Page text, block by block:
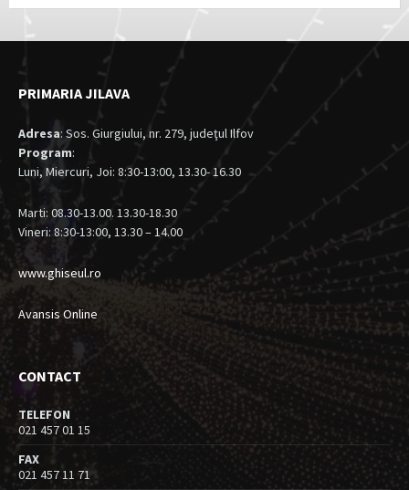
PRIMARIA JILAVA
Adresa: Sos. Giurgiului, nr. 279, judeţul Ilfov
Program:
Luni, Miercuri, Joi: 8:30-13:00, 13.30- 16.30
Marti: 08.30-13.00. 13.30-18.30
Vineri: 8:30-13:00, 13.30 – 14.00
www.ghiseul.ro
Avansis Online
CONTACT
TELEFON
021 457 01 15
FAX
021 457 11 71